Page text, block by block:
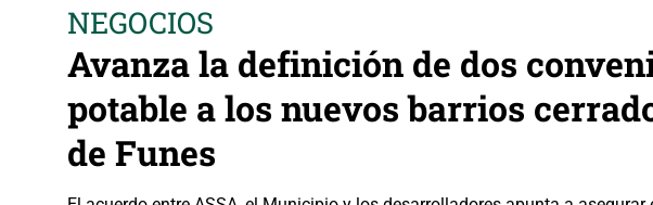
NEGOCIOS
Avanza la definición de dos
potable a los nuevos barrios
de Funes